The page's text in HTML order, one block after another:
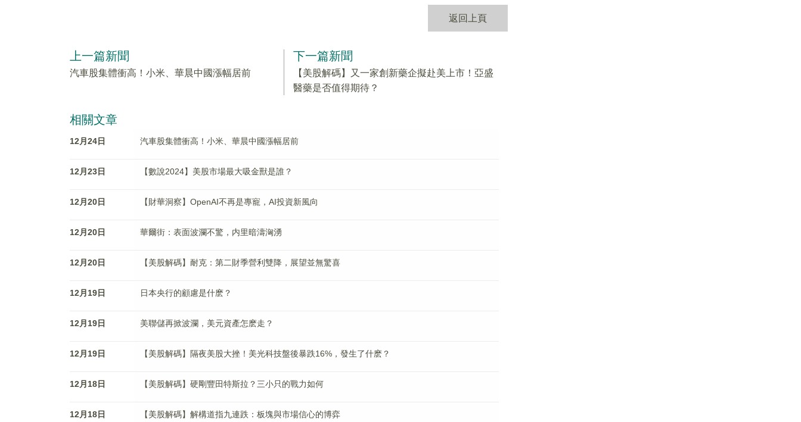
返回上頁
上一篇新聞
汽車股集體衝高！小米、華晨中國漲幅居前
下一篇新聞
【美股解碼】又一家創新藥企擬赴美上市！亞盛
醫藥是否值得期待？
相關文章
12月24日 汽車股集體衝高！小米、華晨中國漲幅居前
12月23日 【數說2024】美股市場最大吸金獸是誰？
12月20日 【財華洞察】OpenAI不再是專寵，AI投資新風向
12月20日 華爾街：表面波瀾不驚，内里暗濤洶湧
12月20日 【美股解碼】耐克：第二財季營利雙降，展望並無驚喜
12月19日 日本央行的顧慮是什麽？
12月19日 美聯儲再掀波瀾，美元資產怎麽走？
12月19日 【美股解碼】隔夜美股大挫！美光科技盤後暴跌16%，發生了什麽？
12月18日 【美股解碼】硬剛豐田特斯拉？三小只的戰力如何
12月18日 【美股解碼】解構道指九連跌：板塊與市場信心的博弈